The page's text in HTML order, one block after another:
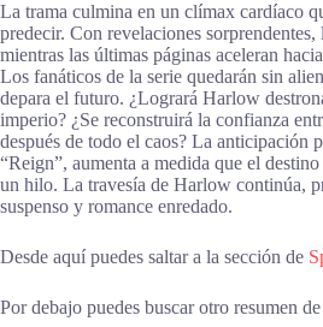
La trama culmina en un clímax cardíaco
predecir. Con revelaciones sorprendentes,
mientras las últimas páginas aceleran
Los fanáticos de la serie quedarán sin
depara el futuro. ¿Logrará Harlow
imperio? ¿Se reconstruirá la confianza
después de todo el caos? La anticipación
“Reign”, aumenta a medida que el
un hilo. La travesía de Harlow continúa,
suspenso y romance enredado.
Desde aquí puedes saltar a la sección de
Por debajo puedes buscar otro resumen